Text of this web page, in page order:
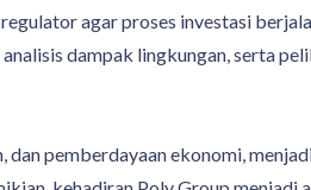
agar proses investasi
dampak lingkungan, serta
pemberdayaan ekonomi,